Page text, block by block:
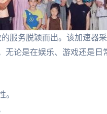
服务脱颖而出。该加速器
论是在娱乐、游戏还是日
。